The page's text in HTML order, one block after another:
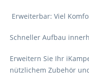
Erweiterbar: Viel
Schneller Aufbau
Erweitern Sie Ihr
nützlichem Zubehör